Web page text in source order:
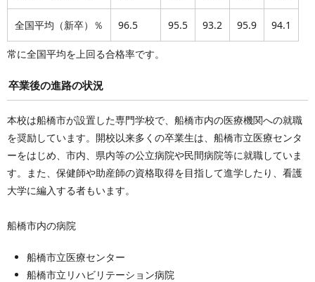
全国平均（新卒）％ 96.5 95.5 93.2 95.9 94.1
常に全国平均を上回る合格率です。
卒業後の進路の状況
本校は船橋市が設置した専門学校で、船橋市内の医療機関への就職
を奨励しています。開校以来多くの卒業生は、船橋市立医療センタ
ーをはじめ、市内、県内等の公立病院や民間病院等に就職していま
す。また、保健師や助産師の資格取得を目指して進学したり、看護
大学に編入する者もいます。
船橋市内の病院
船橋市立医療センター
船橋市立リハビリテーション病院